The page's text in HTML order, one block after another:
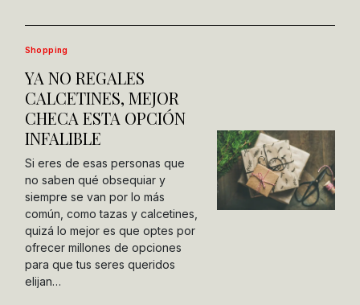
Shopping
YA NO REGALES
CALCETINES, MEJOR
CHECA ESTA OPCIÓN
INFALIBLE
Si eres de esas personas que
no saben qué obsequiar y
siempre se van por lo más
común, como tazas y calcetines,
quizá lo mejor es que optes por
ofrecer millones de opciones
para que tus seres queridos
elijan…